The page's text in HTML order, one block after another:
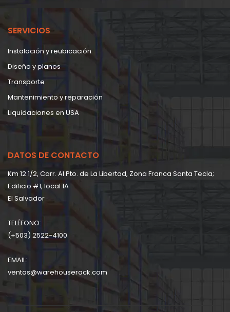
SERVICIOS
Instalación y reubicación
Diseño y planos
Transporte
Mantenimiento y reparación
Liquidaciones en USA
DATOS DE CONTACTO
Km 12 1/2, Carr. Al Pto. de La Libertad, Zona Franca Santa Tecla;
Edificio #1, local 1A
EI Salvador
TELÉFONO:
(+503) 2522-4100
EMAIL:
ventas@warehouserack.com